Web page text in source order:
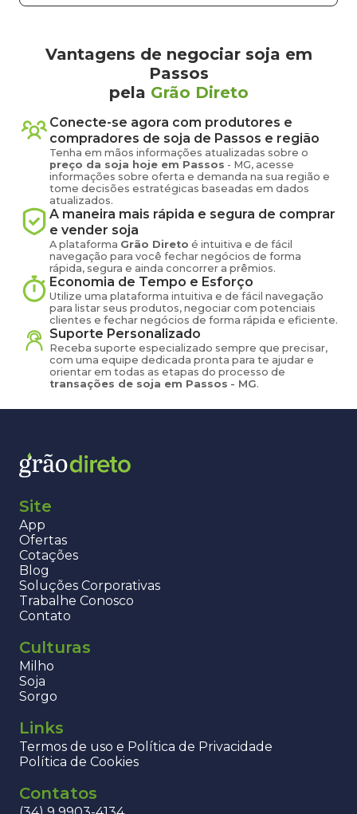
Vantagens de negociar soja em
Passos
pela Grão Direto
Conecte-se agora com produtores e
compradores de soja de Passos e região
Tenha em mãos informações atualizadas sobre o
preço da soja hoje em Passos - MG, acesse
informações sobre oferta e demanda na sua região e
tome decisões estratégicas baseadas em dados
atualizados.
A maneira mais rápida e segura de comprar
e vender soja
A plataforma Grão Direto é intuitiva e de fácil
navegação para você fechar negócios de forma
rápida, segura e ainda concorrer a prêmios.
Economia de Tempo e Esforço
Utilize uma plataforma intuitiva e de fácil navegação
para listar seus produtos, negociar com potenciais
clientes e fechar negócios de forma rápida e eficiente.
Suporte Personalizado
Receba suporte especializado sempre que precisar,
com uma equipe dedicada pronta para te ajudar e
orientar em todas as etapas do processo de
transações de soja em Passos - MG.
Site
App
Ofertas
Cotações
Blog
Soluções Corporativas
Trabalhe Conosco
Contato
Culturas
Milho
Soja
Sorgo
Links
Termos de uso e Política de Privacidade
Política de Cookies
Contatos